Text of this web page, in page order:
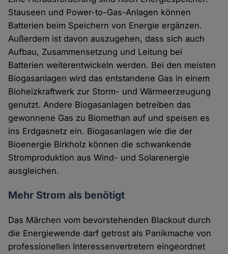
Stauseen und Power-to-Gas-Anlagen können
Batterien beim Speichern von Energie ergänzen.
Außerdem ist davon auszugehen, dass sich auch
Aufbau, Zusammensetzung und Leitung bei
Batterien weiterentwickeln werden. Bei den meisten
Biogasanlagen wird das entstandene Gas in einem
Bioheizkraftwerk zur Storm- und Wärmeerzeugung
genutzt. Andere Biogasanlagen betreiben das
gewonnene Gas zu Biomethan auf und speisen es
ins Erdgasnetz ein. Biogasanlagen wie die der
Bioenergie Birkholz können die schwankende
Stromproduktion aus Wind- und Solarenergie
ausgleichen.
Mehr Strom als benötigt
Das Märchen vom bevorstehenden Blackout durch
die Energiewende darf getrost als Panikmache von
professionellen Interessenvertretern eingeordnet